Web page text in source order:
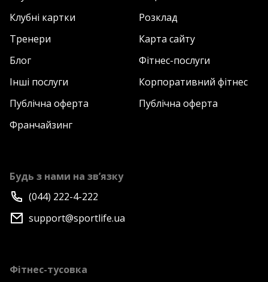
Клубні картки
Розклад
Тренери
Карта сайту
Блог
Фітнес-послуги
Інші послуги
Корпоративний фітнес
Публічна оферта
Публічна оферта
Франчайзинг
Будь з нами на зв’язку
(044) 222-4-222
support@sportlife.ua
Фітнес-тусовка